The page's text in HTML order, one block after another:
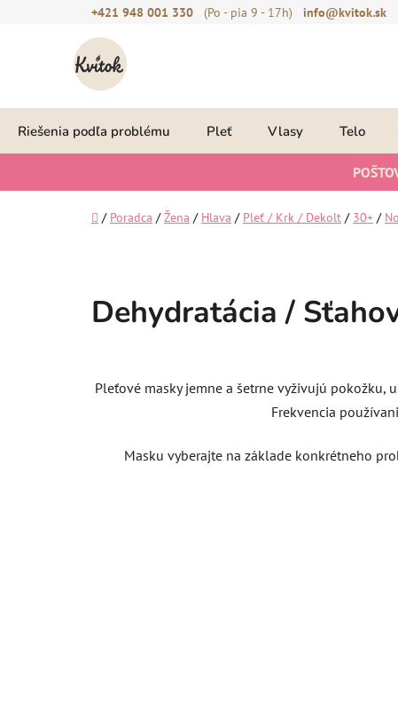
+421 948 001 330 (Po - pia 9 - 17h) info@kvitok.sk
Riešenia podľa problému Pleť Vlasy Telo
Domov
/ Poradca / Žena / Hlava / Pleť / Krk / Dekolt / 30+ /
Dehydratácia /
Pleťové masky jemne a šetrne vyživujú
Frekvencia
Masku vyberajte na základe konkrétneho